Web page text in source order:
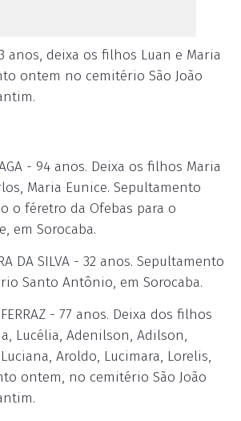
anos, deixa os filhos Luan e Maria
ontem no cemitério São João
- 94 anos. Deixa os filhos Maria
Maria Eunice. Sepultamento
o féretro da Ofebas para o
em Sorocaba.
DA SILVA - 32 anos. Sepultamento
Santo Antônio, em Sorocaba.
FERRAZ - 77 anos. Deixa dos filhos
Lucélia, Adenilson, Adilson,
Aroldo, Lucimara, Lorelis,
ontem, no cemitério São João